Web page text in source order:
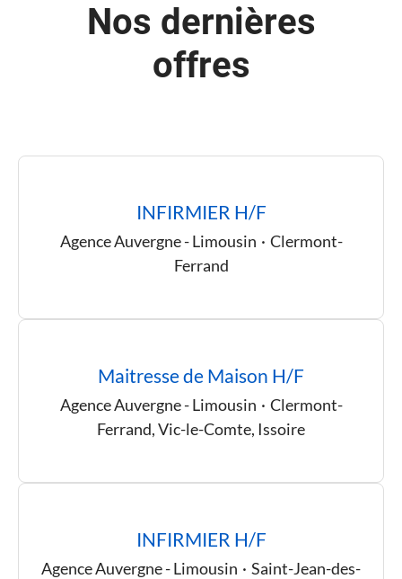
Nos dernières
offres
INFIRMIER H/F
Agence Auvergne - Limousin · Clermont-
Ferrand
Maitresse de Maison H/F
Agence Auvergne - Limousin · Clermont-
Ferrand, Vic-le-Comte, Issoire
INFIRMIER H/F
Agence Auvergne - Limousin · Saint-Jean-des-